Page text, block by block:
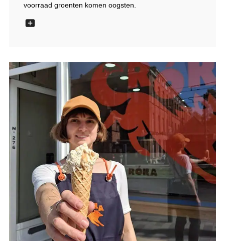
voorraad groenten komen oogsten.